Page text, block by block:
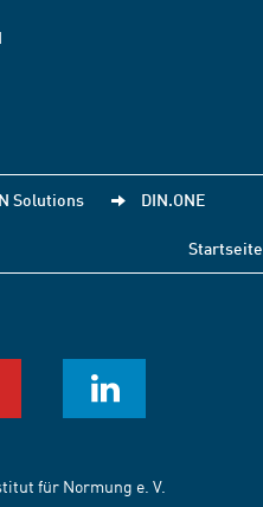
Solutions DIN.ONE
Startseite
für Normung e. V.